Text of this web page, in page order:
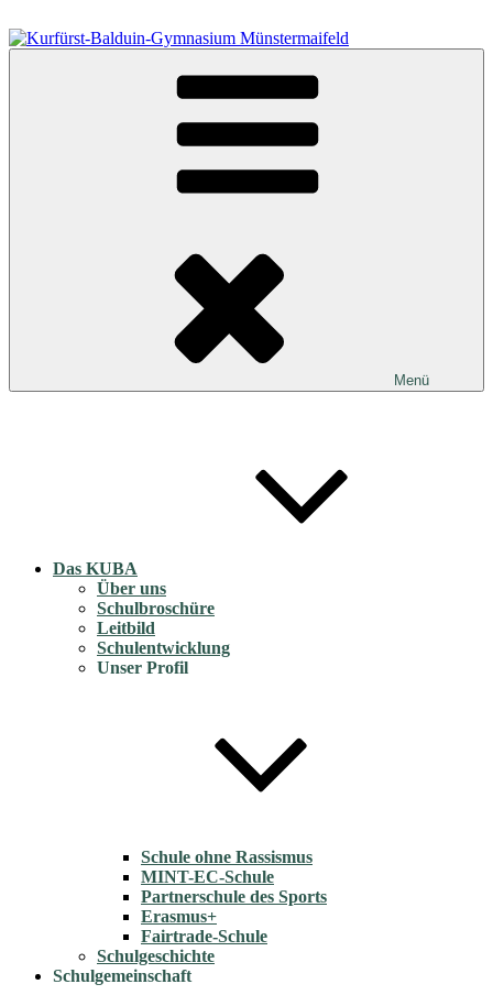
Inhalt
springen
Kurfürst-Balduin-Gymnasium Münstermaifeld
Menü
Das KUBA
Über uns
Schulbroschüre
Leitbild
Schulentwicklung
Unser Profil
Schule ohne Rassismus
MINT-EC-Schule
Partnerschule des Sports
Erasmus+
Fairtrade-Schule
Schulgeschichte
Schulgemeinschaft